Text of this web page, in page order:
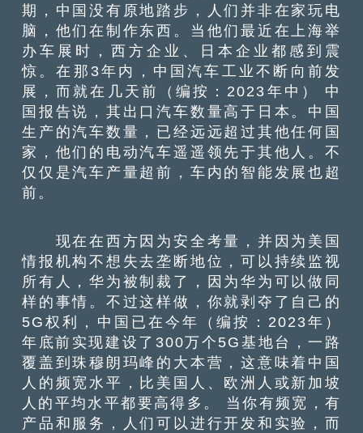
期，中国没有原地踏步，人们并非在家玩电
脑，他们在制作东西。当他们最近在上海举
办车展时，西方企业、日本企业都感到震
惊。在那3年内，中国汽车工业不断向前发
展，而就在几天前（编按：2023年中） 中
国报告说，其出口汽车数量高于日本。中国
生产的汽车数量，已经远远超过其他任何国
家，他们的电动汽车遥遥领先于其他人。不
仅仅是汽车产量超前，车内的智能发展也超
前。
现在在西方因为安全考量，并因为美国
情报机构不想失去垄断地位，可以持续监视
所有人，华为被制裁了，因为华为可以做同
样的事情。不过这样做，你就剥夺了自己的
5G权利，中国已在今年（编按：2023年）
年底前实现建设了300万个5G基地台，一路
覆盖到珠穆朗玛峰的大本营，这意味着中国
人的频宽水平，比美国人、欧洲人或新加坡
人的平均水平都要高得多。 当你有频宽，有
产品和服务，人们可以进行开发和实验，而